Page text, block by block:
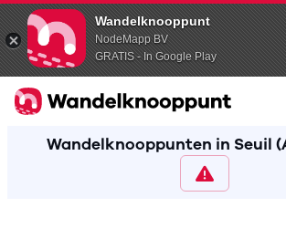
Wandelknooppunt
NodeMapp BV
GRATIS - In Google Play
Wandelknooppunten in Seuil